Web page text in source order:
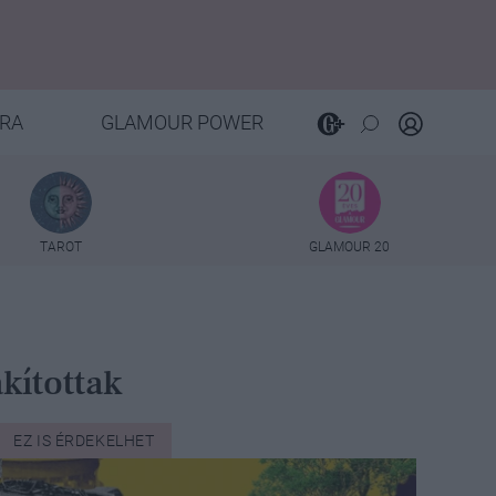
GLAMOUR POWER
TAROT GLAMOUR 20
EZ IS ÉRDEKELHET